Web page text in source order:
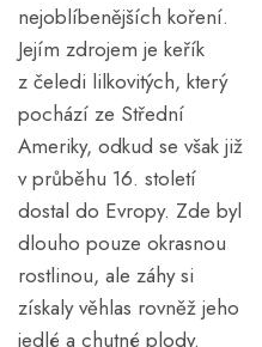
nejoblíbenějších koření.
Jejím zdrojem je keřík
z čeledi lilkovitých, který
pochází ze Střední
Ameriky, odkud se však již
v průběhu 16. století
dostal do Evropy. Zde byl
dlouho pouze okrasnou
rostlinou, ale záhy si
získaly věhlas rovněž jeho
jedlé a chutné plody.